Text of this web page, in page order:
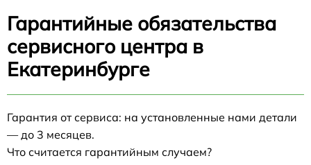
Гарантийные обязательства
сервисного центра в
Екатеринбурге
Гарантия от сервиса: на установленные нами детали
— до 3 месяцев.
Что считается гарантийным случаем?